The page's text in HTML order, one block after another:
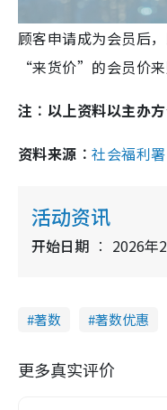
顾客申请成为会员后
“来货价”的会员价来
注︰以上资料以主办方
资料来源︰社会福利署
活动资讯
开始日期 2026年
著数 著数优惠
更多真实评价